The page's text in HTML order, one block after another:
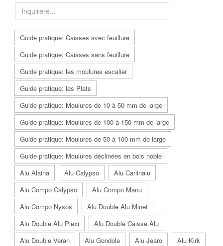
Guide pratique: Caisses avec feuillure
Guide pratique: Caisses sans feuillure
Guide pratique: les moulures escalier
Guide pratique: les Plats
Guide pratique: Moulures de 10 à 50 mm de large
Guide pratique: Moulures de 100 à 150 mm de large
Guide pratique: Moulures de 50 à 100 mm de large
Guide pratique: Moulures déclinées en bois noble
Alu Alaina
Alu Calypso
Alu Carlinalu
Alu Compo Calypso
Alu Compo Manu
Alu Compo Nysos
Alu Double Alu Minet
Alu Double Alu Plexi
Alu Double Caisse Alu
Alu Double Veran
Alu Gondole Alu Jearo
Alu Kirk